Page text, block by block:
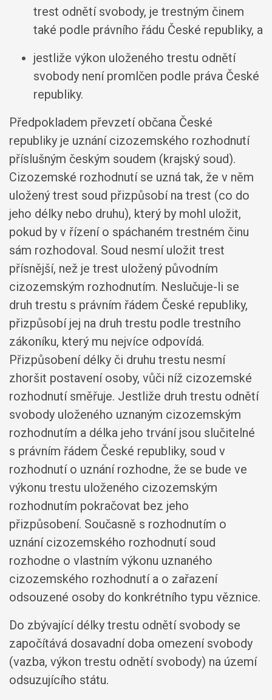
trest odnětí svobody, je trestným činem
také podle právního řádu České republiky, a
jestliže výkon uloženého trestu odnětí
svobody není promlčen podle práva České
republiky.
Předpokladem převzetí občana České
republiky je uznání cizozemského rozhodnutí
příslušným českým soudem (krajský soud).
Cizozemské rozhodnutí se uzná tak, že v něm
uložený trest soud přizpůsobí na trest (co do
jeho délky nebo druhu), který by mohl uložit,
pokud by v řízení o spáchaném trestném činu
sám rozhodoval. Soud nesmí uložit trest
přísnější, než je trest uložený původním
cizozemským rozhodnutím. Neslučuje-li se
druh trestu s právním řádem České republiky,
přizpůsobí jej na druh trestu podle trestního
zákoníku, který mu nejvíce odpovídá.
Přizpůsobení délky či druhu trestu nesmí
zhoršit postavení osoby, vůči níž cizozemské
rozhodnutí směřuje. Jestliže druh trestu odnětí
svobody uloženého uznaným cizozemským
rozhodnutím a délka jeho trvání jsou slučitelné
s právním řádem České republiky, soud v
rozhodnutí o uznání rozhodne, že se bude ve
výkonu trestu uloženého cizozemským
rozhodnutím pokračovat bez jeho
přizpůsobení. Současně s rozhodnutím o
uznání cizozemského rozhodnutí soud
rozhodne o vlastním výkonu uznaného
cizozemského rozhodnutí a o zařazení
odsouzené osoby do konkrétního typu věznice.
Do zbývající délky trestu odnětí svobody se
započítává dosavadní doba omezení svobody
(vazba, výkon trestu odnětí svobody) na území
odsuzujícího státu.